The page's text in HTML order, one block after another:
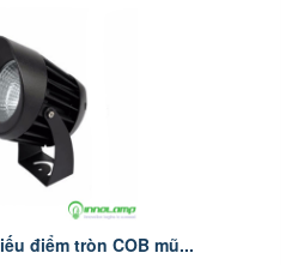
điểm tròn COB mũ...